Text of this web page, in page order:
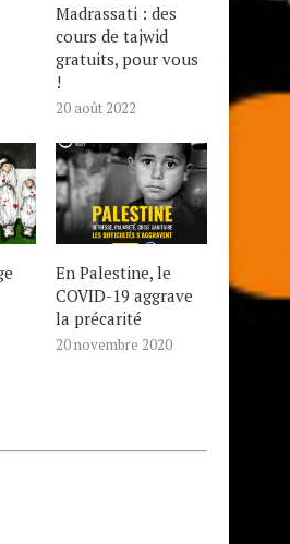
Madrassati : des
cours de tajwid
gratuits, pour vous
!
20 août 2022
En Palestine, le
COVID-19 aggrave
la précarité
20 novembre 2020